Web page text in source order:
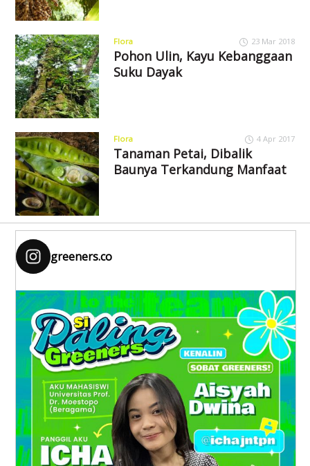
Flora 23 Mar 2018
Pohon Ulin, Kayu Kebanggaan
Suku Dayak
Flora 4 Apr 2017
Tanaman Petai, Dibalik
Baunya Terkandung Manfaat
greeners.co